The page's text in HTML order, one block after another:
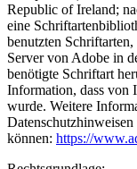
Republic of Ireland;
eine
benutzten
Server von Adobe in
benötigte Schriftart
Information, dass von
wurde. Weitere
können: https://